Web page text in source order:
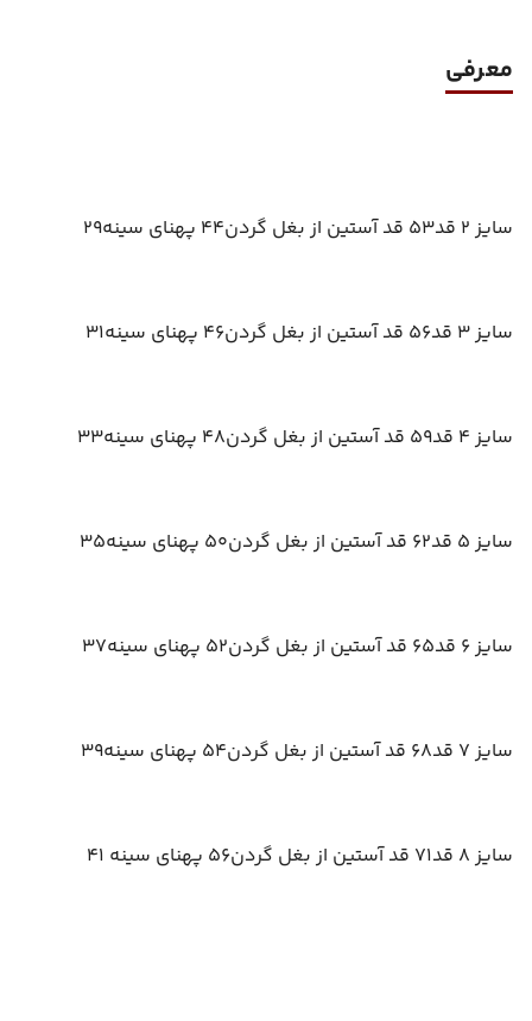
معرفی
سایز 2 قد53 قد آستین از بغل گردن44 پهنای سینه29
سایز 3 قد56 قد آستین از بغل گردن46 پهنای سینه31
سایز 4 قد59 قد آستین از بغل گردن48 پهنای سینه33
سایز 5 قد62 قد آستین از بغل گردن50 پهنای سینه35
سایز 6 قد65 قد آستین از بغل گردن52 پهنای سینه37
سایز 7 قد68 قد آستین از بغل گردن54 پهنای سینه39
سایز 8 قد71 قد آستین از بغل گردن56 پهنای سینه 41